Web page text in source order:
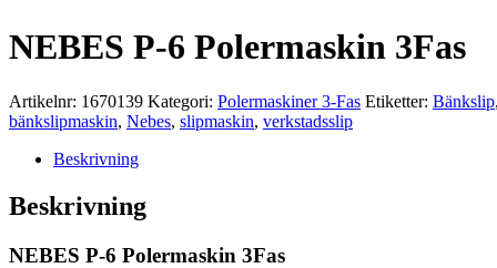
NEBES P-6 Polermaskin 3Fas
Artikelnr: 1670139 Kategori: Polermaskiner 3-Fas Etiketter: Bänkslip
bänkslipmaskin, Nebes, slipmaskin, verkstadsslip
Beskrivning
Beskrivning
NEBES P-6 Polermaskin 3Fas